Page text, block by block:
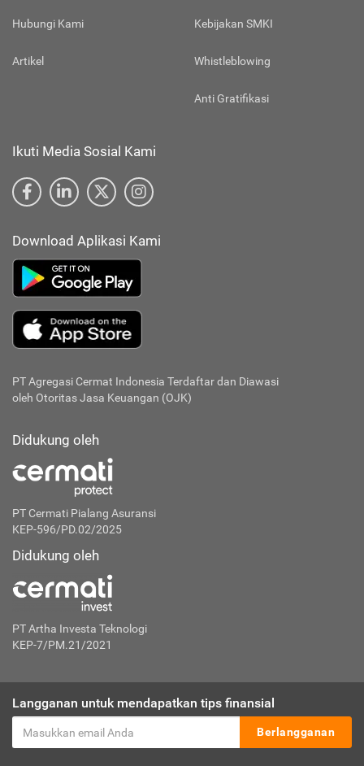
Hubungi Kami
Artikel
Kebijakan SMKI
Whistleblowing
Anti Gratifikasi
Ikuti Media Sosial Kami
Download Aplikasi Kami
PT Agregasi Cermat Indonesia Terdaftar dan Diawasi
oleh Otoritas Jasa Keuangan (OJK)
Didukung oleh
PT Cermati Pialang Asuransi
KEP-596/PD.02/2025
Didukung oleh
PT Artha Investa Teknologi
KEP-7/PM.21/2021
Langganan untuk mendapatkan tips finansial
Berlangganan